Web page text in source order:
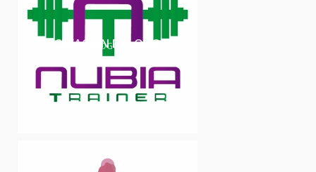
LOGO
CREACIÓN DE LOGO